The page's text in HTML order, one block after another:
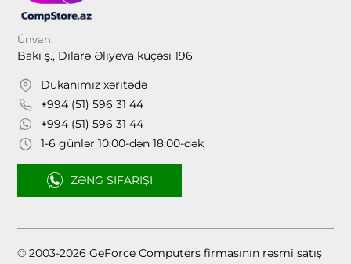
Ünvan:
Bakı ş., Dilarə Əliyeva küçəsi 196
Dükanımız xəritədə
+994 (51) 596 31 44
+994 (51) 596 31 44
1-6 günlər 10:00-dən 18:00-dək
ZƏNG SIFARIŞI
© 2003-2026 GeForce Computers firmasının rəsmi satış